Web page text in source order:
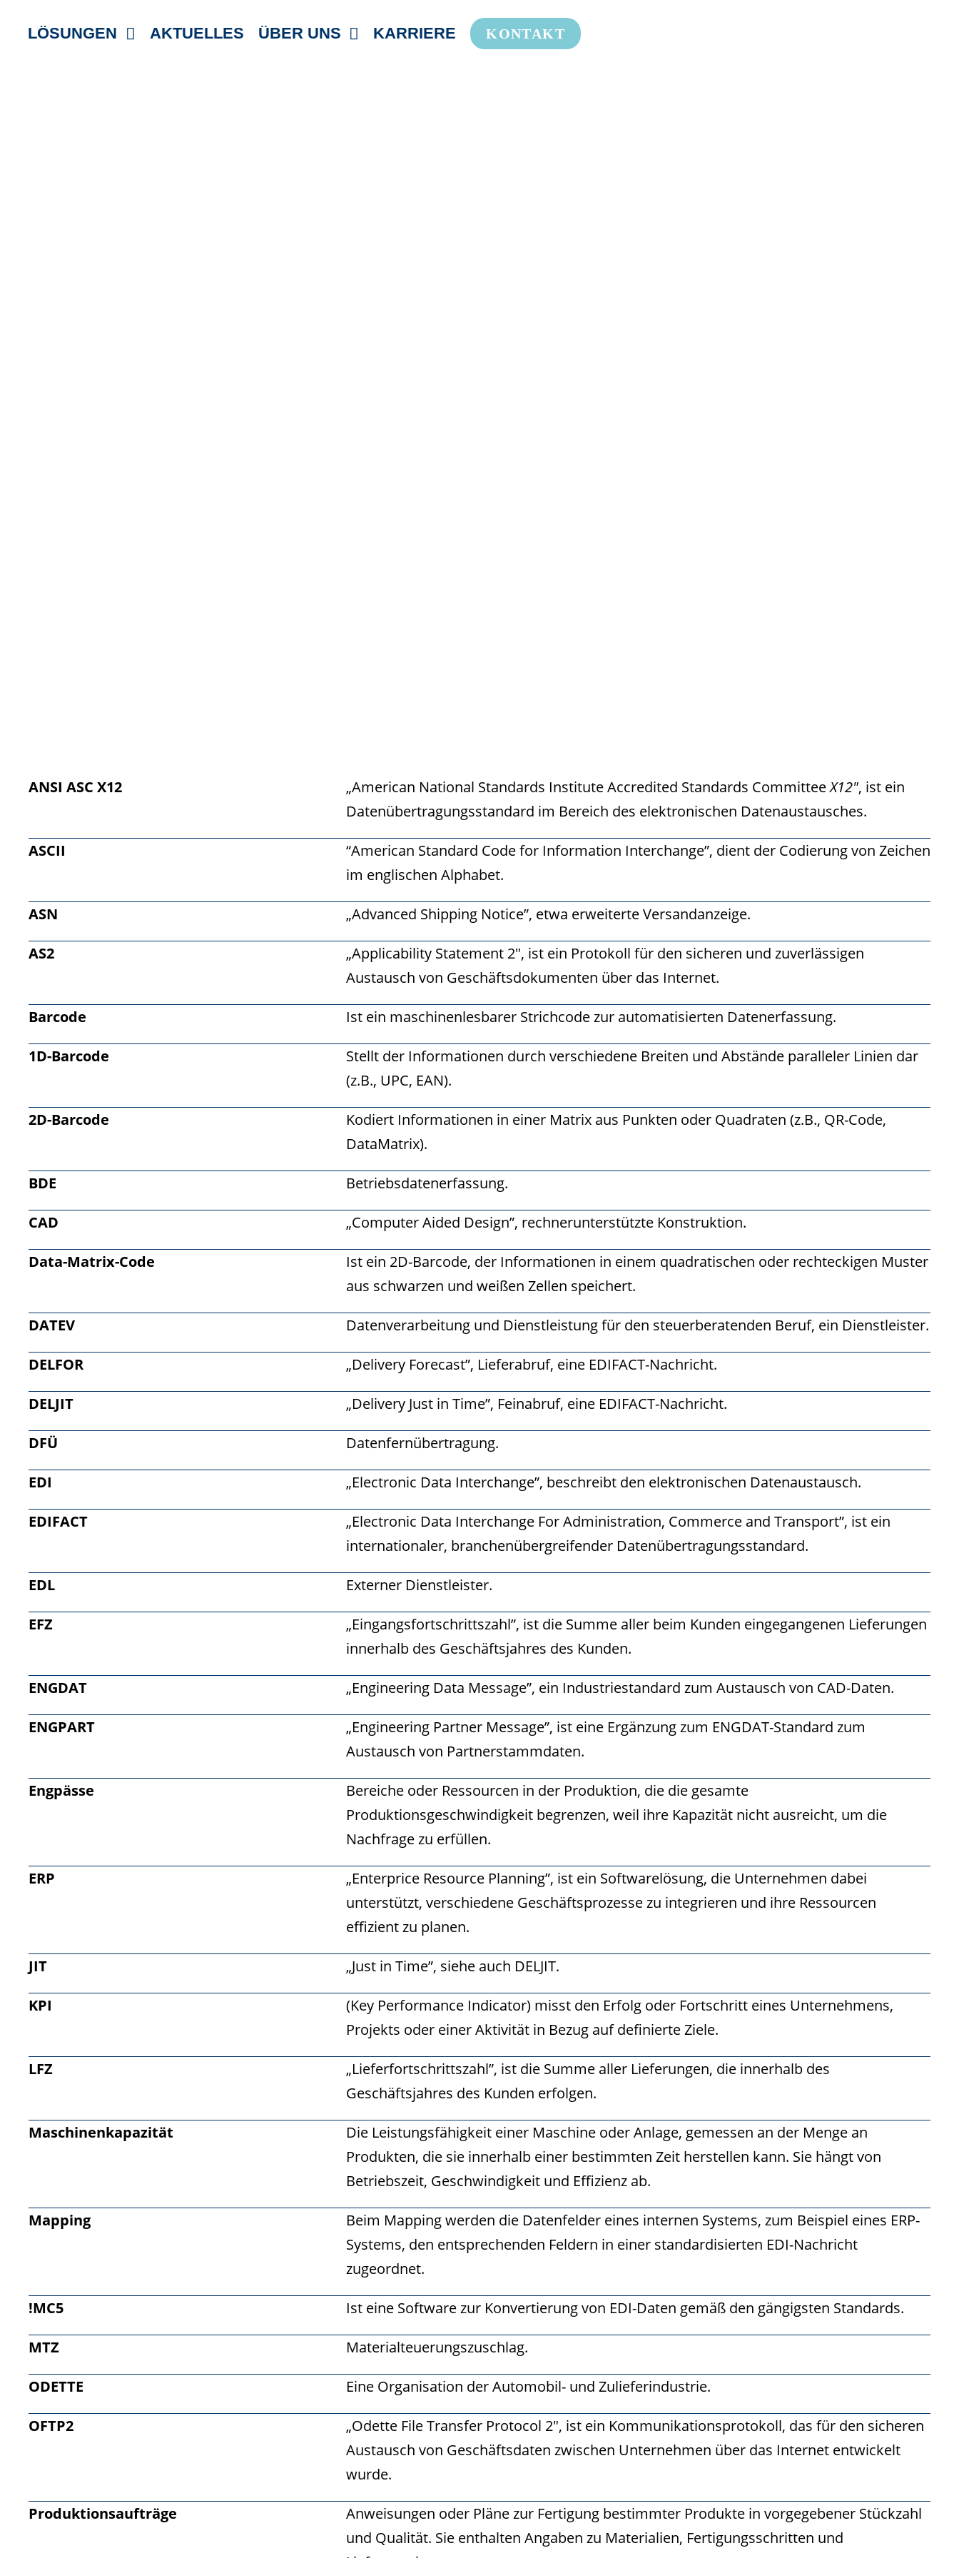
InhaltLÖSUNGEN AKTUELLES ÜBER UNS KARRIERE KONTAKT
ANSI ASC X12 „American National Standards Institute Accredited Standards CommitteeX12″, ist ein
Datenübertragungsstandard im Bereich des elektronischen Datenaustausches.
ASCII
“American Standard Code for Information Interchange”, dient der Codierung von Zeichen
im englischen Alphabet.
ASN „Advanced Shipping Notice”, etwa erweiterte Versandanzeige.
AS2
„Applicability Statement 2″, ist ein Protokoll für den sicheren und zuverlässigen
Austausch von Geschäftsdokumenten über das Internet.
Barcode Ist ein maschinenlesbarer Strichcode zur automatisierten Datenerfassung.
1D-Barcode
Stellt der Informationen durch verschiedene Breiten und Abstände paralleler Linien dar
(z.B., UPC, EAN).
2D-Barcode
Kodiert Informationen in einer Matrix aus Punkten oder Quadraten (z.B., QR-Code,
DataMatrix).
BDE Betriebsdatenerfassung.
CAD „Computer Aided Design”, rechnerunterstützte Konstruktion.
Data-Matrix-Code
Ist ein 2D-Barcode, der Informationen in einem quadratischen oder rechteckigen Muster
aus schwarzen und weißen Zellen speichert.
DATEV Datenverarbeitung und Dienstleistung für den steuerberatenden Beruf, ein Dienstleister.
DELFOR „Delivery Forecast”, Lieferabruf, eine EDIFACT-Nachricht.
DELJIT „Delivery Just in Time”, Feinabruf, eine EDIFACT-Nachricht.
DFÜ Datenfernübertragung.
EDI „Electronic Data Interchange”, beschreibt den elektronischen Datenaustausch.
EDIFACT
„Electronic Data Interchange For Administration, Commerce and Transport”, ist ein
internationaler, branchenübergreifender Datenübertragungsstandard.
EDL Externer Dienstleister.
EFZ
„Eingangsfortschrittszahl”, ist die Summe aller beim Kunden eingegangenen Lieferungen
innerhalb des Geschäftsjahres des Kunden.
ENGDAT „Engineering Data Message”, ein Industriestandard zum Austausch von CAD-Daten.
ENGPART
„Engineering Partner Message”, ist eine Ergänzung zum ENGDAT-Standard zum
Austausch von Partnerstammdaten.
Engpässe
Bereiche oder Ressourcen in der Produktion, die die gesamte
Produktionsgeschwindigkeit begrenzen, weil ihre Kapazität nicht ausreicht, um die
Nachfrage zu erfüllen.
ERP
„Enterprice Resource Planning”, ist ein Softwarelösung, die Unternehmen dabei
unterstützt, verschiedene Geschäftsprozesse zu integrieren und ihre Ressourcen
effizient zu planen.
JIT „Just in Time”, siehe auch DELJIT.
KPI
(Key Performance Indicator) misst den Erfolg oder Fortschritt eines Unternehmens,
Projekts oder einer Aktivität in Bezug auf definierte Ziele.
LFZ
„Lieferfortschrittszahl”, ist die Summe aller Lieferungen, die innerhalb des
Geschäftsjahres des Kunden erfolgen.
Maschinenkapazität
Die Leistungsfähigkeit einer Maschine oder Anlage, gemessen an der Menge an
Produkten, die sie innerhalb einer bestimmten Zeit herstellen kann. Sie hängt von
Betriebszeit, Geschwindigkeit und Effizienz ab.
Mapping
Beim Mapping werden die Datenfelder eines internen Systems, zum Beispiel eines ERP-
Systems, den entsprechenden Feldern in einer standardisierten EDI-Nachricht
zugeordnet.
!MC5 Ist eine Software zur Konvertierung von EDI-Daten gemäß den gängigsten Standards.
MTZ Materialteuerungszuschlag.
ODETTE Eine Organisation der Automobil- und Zulieferindustrie.
OFTP2
„Odette File Transfer Protocol 2″, ist ein Kommunikationsprotokoll, das für den sicheren
Austausch von Geschäftsdaten zwischen Unternehmen über das Internet entwickelt
wurde.
Produktionsaufträge
Anweisungen oder Pläne zur Fertigung bestimmter Produkte in vorgegebener Stückzahl
und Qualität. Sie enthalten Angaben zu Materialien, Fertigungsschritten und